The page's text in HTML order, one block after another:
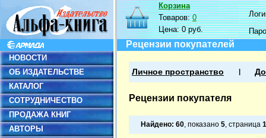
НОВОСТИ
ОБ ИЗДАТЕЛЬСТВЕ
КАТАЛОГ
СОТРУДНИЧЕСТВО
ПРОДАЖА КНИГ
АВТОРЫ
Корзина
Товаров:0
Цена:0 руб.
Рецензии покупателей
Личное пространство
Рецензии покупателя
Найдено: 60, показано 5, страница 1